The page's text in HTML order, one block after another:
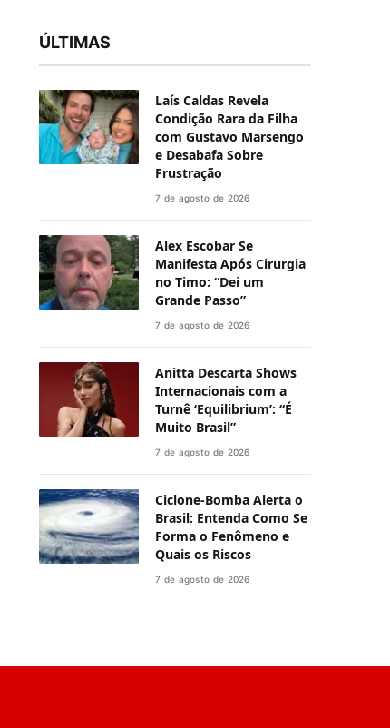
ÚLTIMAS
Laís Caldas Revela
Condição Rara da Filha
com Gustavo Marsengo
e Desabafa Sobre
Frustração
7 de agosto de 2026
Alex Escobar Se
Manifesta Após Cirurgia
no Timo: “Dei um
Grande Passo”
7 de agosto de 2026
Anitta Descarta Shows
Internacionais com a
Turnê ‘Equilibrium’: “É
Muito Brasil”
7 de agosto de 2026
Ciclone-Bomba Alerta o
Brasil: Entenda Como Se
Forma o Fenômeno e
Quais os Riscos
7 de agosto de 2026